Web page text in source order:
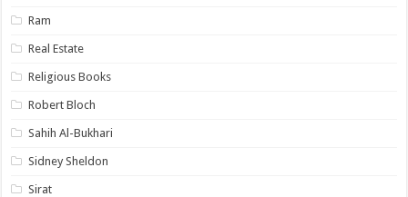
Ram
Real Estate
Religious Books
Robert Bloch
Sahih Al-Bukhari
Sidney Sheldon
Sirat